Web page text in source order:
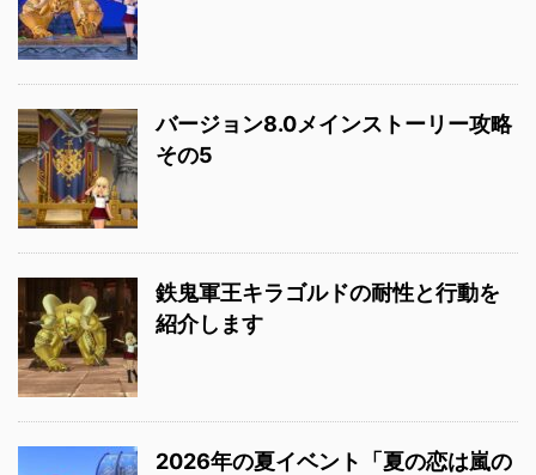
バージョン8.0メインストーリー攻略
その5
鉄鬼軍王キラゴルドの耐性と行動を
紹介します
2026年の夏イベント「夏の恋は嵐の